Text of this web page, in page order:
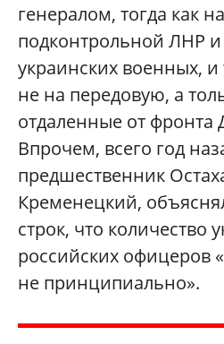
генералом, тогда как
подконтрольной ЛНР
украинских военных, и
не на передовую, а
отдаленные от фронта
Впрочем, всего год
предшественник
Кременецкий,
строк, что количество
российских офицеров
не принципиально».